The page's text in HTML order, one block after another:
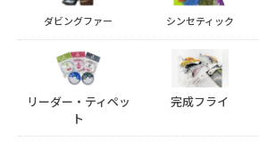
ダビングファー シンセティック
リーダー・ティペッ
ト
完成フライ